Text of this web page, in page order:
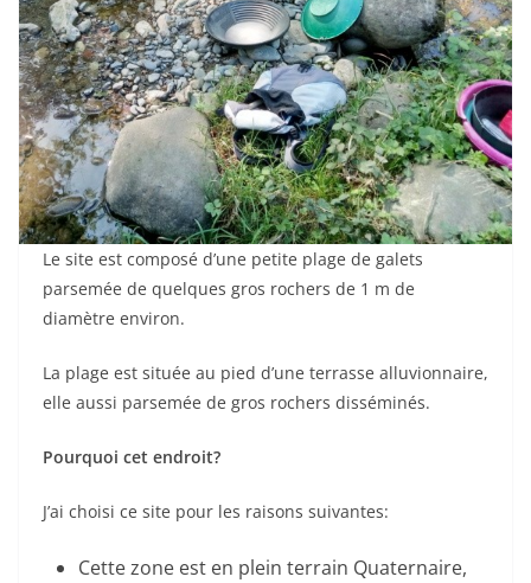
Le site est composé d’une petite plage de galets
parsemée de quelques gros rochers de 1 m de
diamètre environ.
La plage est située au pied d’une terrasse alluvionnaire,
elle aussi parsemée de gros rochers disséminés.
Pourquoi cet endroit?
J’ai choisi ce site pour les raisons suivantes:
Cette zone est en plein terrain Quaternaire,